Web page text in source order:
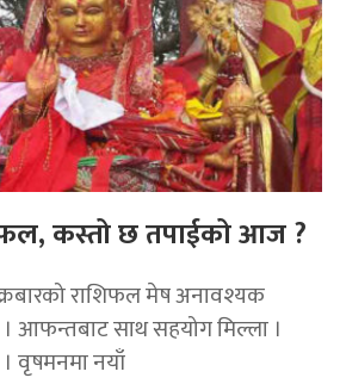
कस्तो छ तपाईको आज ?
राशिफल मेष अनावश्यक
आफन्तबाट साथ सहयोग मिल्ला ।
वृषमनमा नयाँ